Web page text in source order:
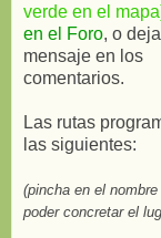
verde en el
en el Foro, o
mensaje en los
comentarios.
Las rutas
las siguientes:
(pincha en el
poder concretar el